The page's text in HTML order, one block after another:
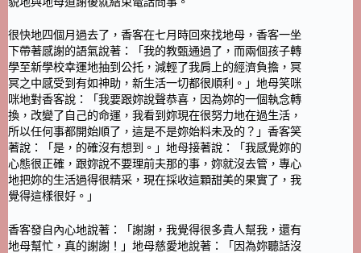
很快地四個月過去了，香客在七月時回來找地母，香客一坐
下帶著感謝的語氣說著：「我的教甄通過了，而兩個孩子轉
學至新學校幸運地抽到公托，減輕了我肩上的經濟負擔，冥
冥之中感受到有如神助，新生活一切都很順利。」地母笑咪
咪地對香客說：「我要跟妳說聲恭喜，因為妳的一個執念轉
換，改變了自己的命運，我看到妳現在很努力地在過生活，
所以任何事都開始順了，這是不是妳始料未及的？」香客笑
著說：「是，的確沒有想到。」地母接著說：「我感覺妳的
心態很正確，跟妳說不要理前夫那的事，妳就沒去管，專心
地把妳的生活過得很精采，現在採收這顆甜美的果實了，我
覺得這樣很好。」
香客發自內心地說著：「謝謝，我覺得很多貴人幫我，還有
地母幫忙，真的謝謝！」地母慈愛地說著：「因為妳聽話沒